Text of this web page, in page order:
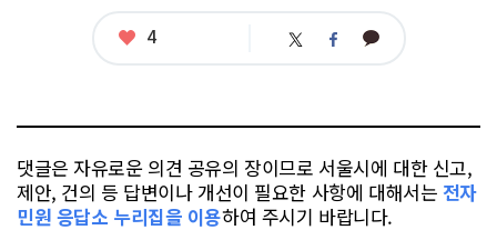
좋
4 트 페 카
댓글은 자유로운 의견 공유의 장이므로 서울시에 대한 신고,
제안, 건의 등 답변이나 개선이 필요한 사항에 대해서는 전자
민원 응답소 누리집을 이용하여 주시기 바랍니다.